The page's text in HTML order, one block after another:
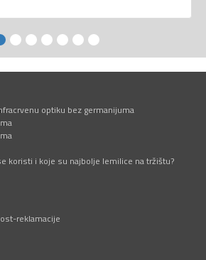
optiku bez germanijuma
koristi i koje su najbolje lemilice na tržištu?
reklamacije